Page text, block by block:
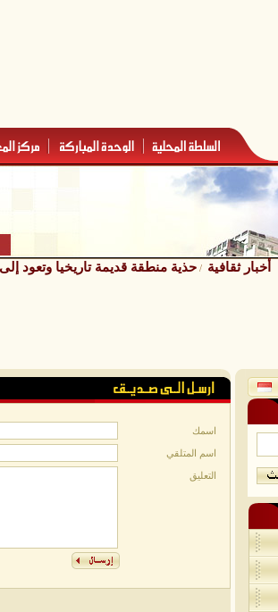
أخبار ثقافية / حذية منطقة قديمة تاريخيا وتعود
اسمك
اسم المتلقي
التعليق